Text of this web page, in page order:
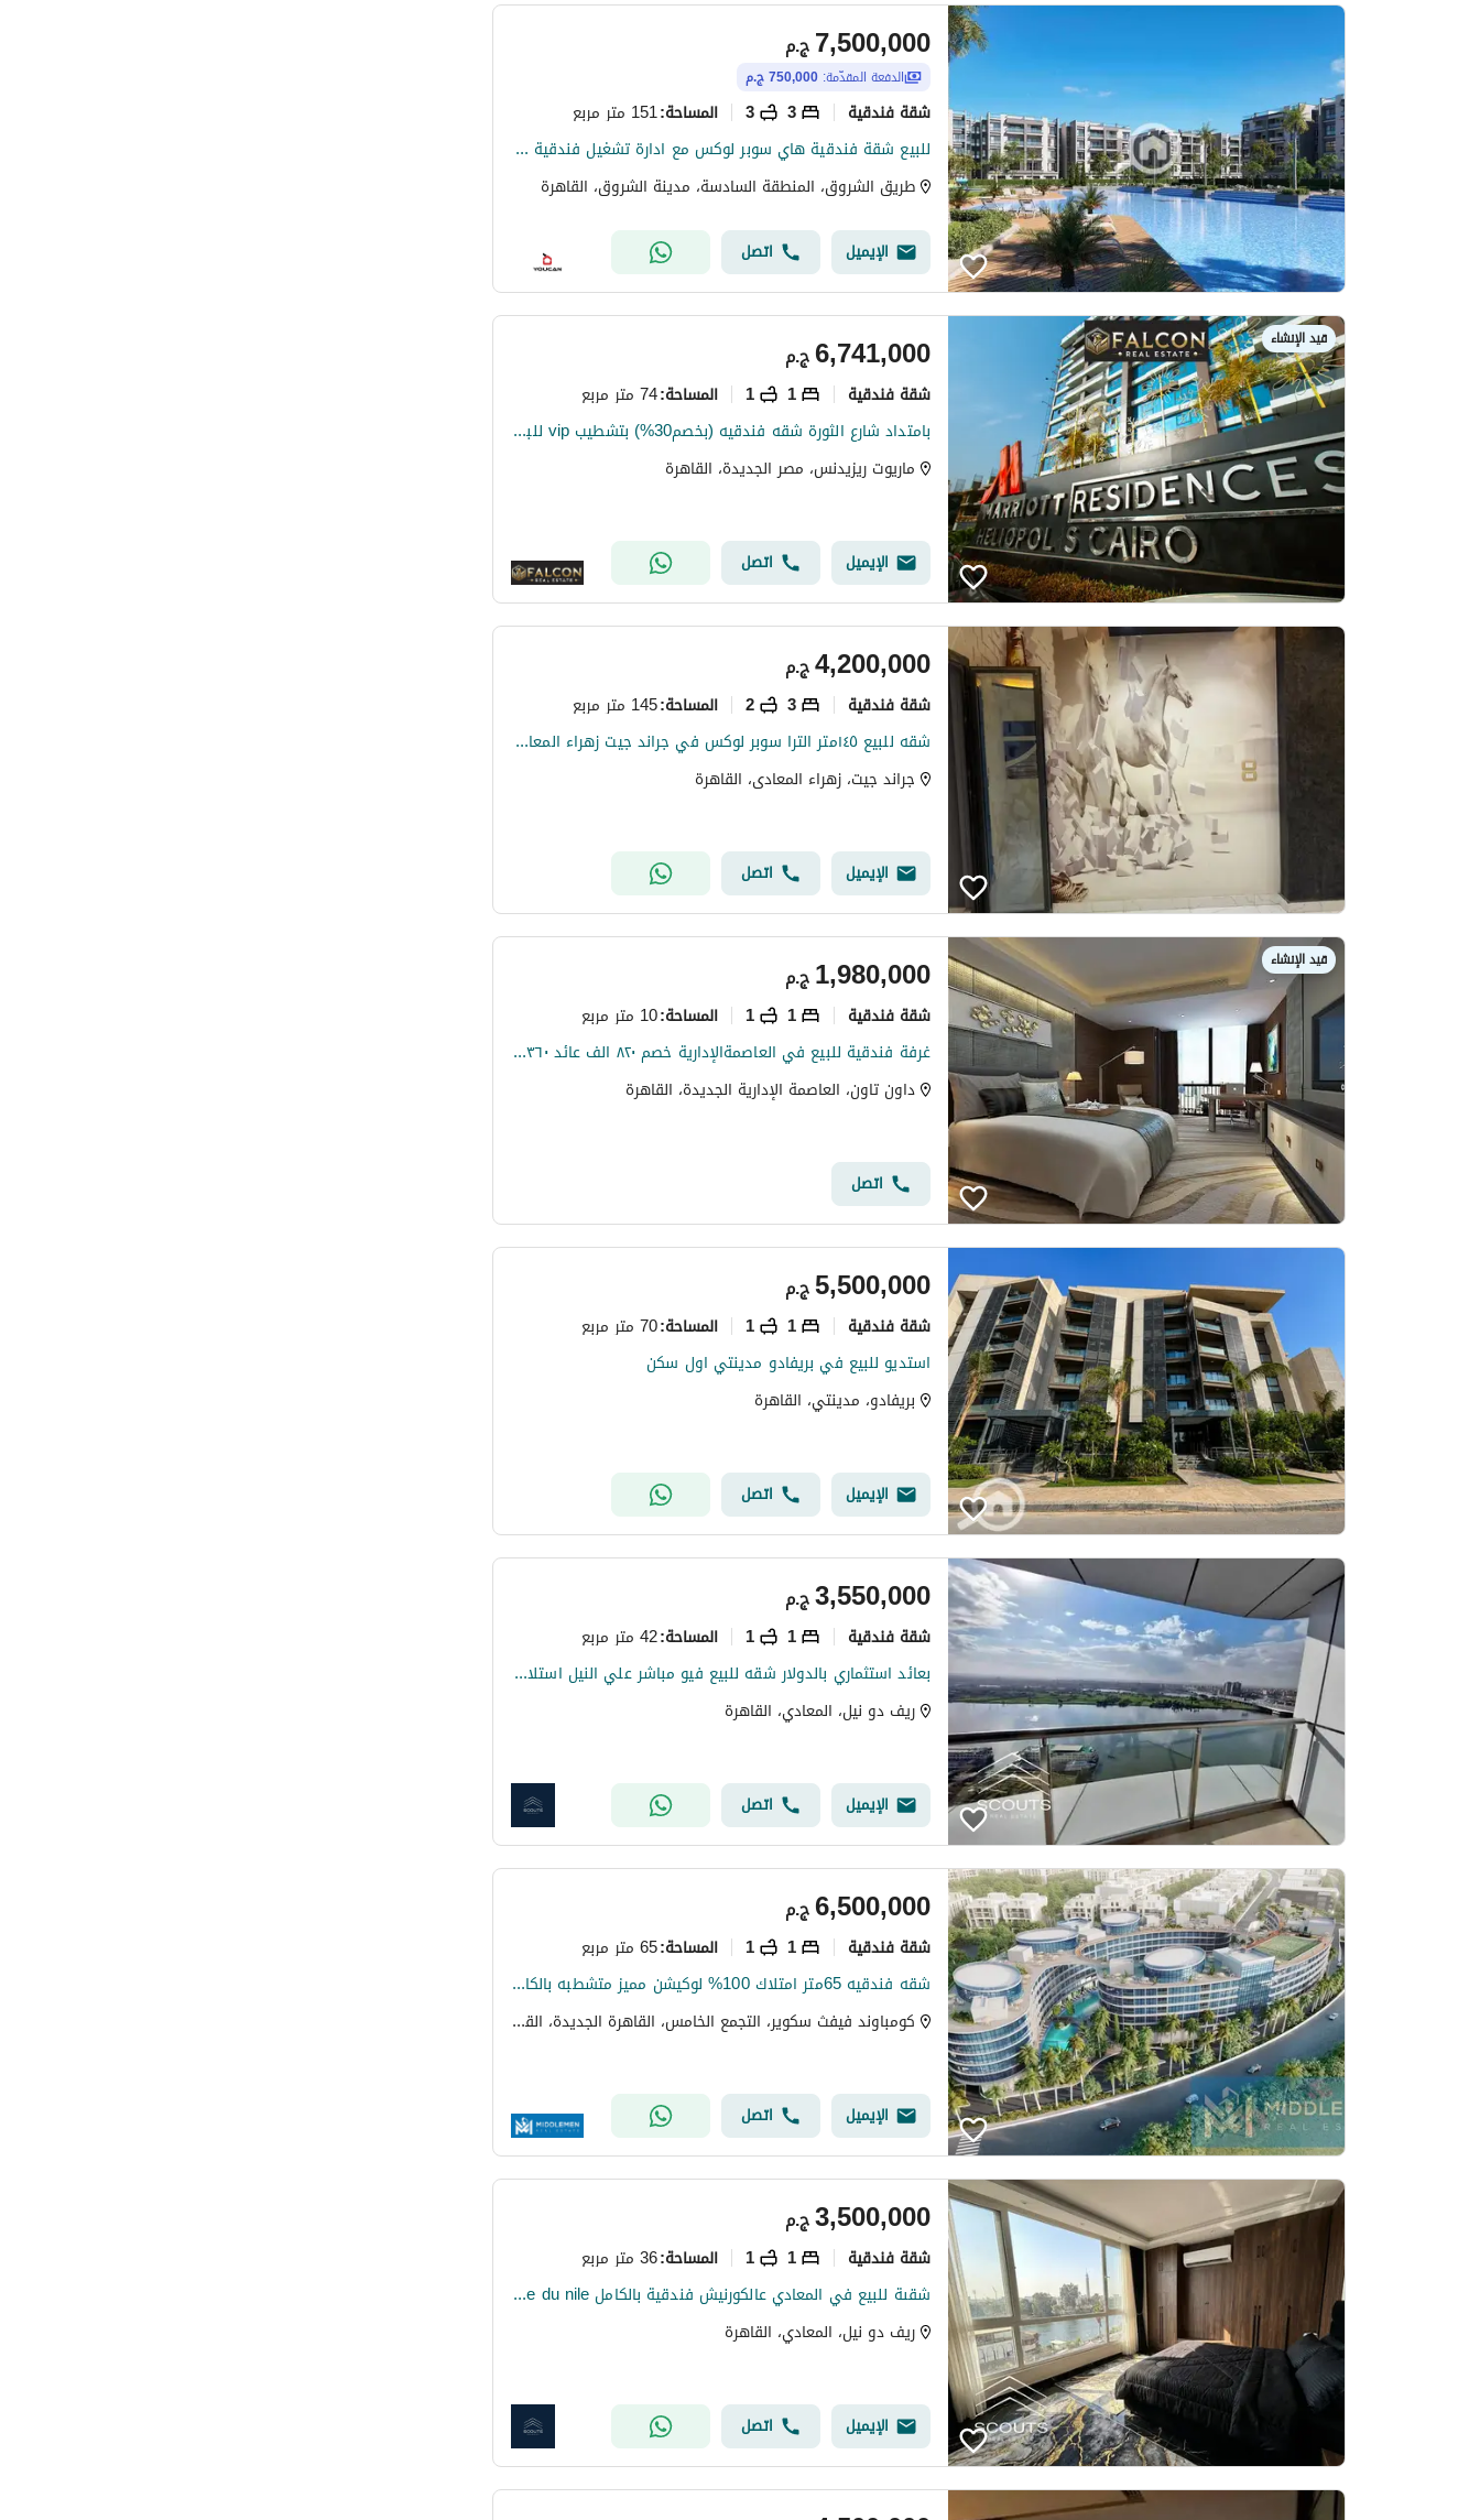
ج.م7,500,000
الدفعة المقدّمة: 750,000 ج.م
شقة فندقية 3
3 المساحة:151 متر مربع
للبيع شقة فندقية هاي سوبر لوكس مع ادارة تشغيل فندقية أمام مدينتي مباشرة علي طريق مصر اسماعيلية الشروق
طريق الشروق، المنطقة السادسة، مدينة الشروق، القاهرة
الإيميل اتصل
قيد الإنشاء
ج.م6,741,000
شقة فندقية 1
1 المساحة:74 متر مربع
بامتداد شارع الثورة شقه فندقيه (بخصم30%) بتشطيب vip للبيع فى ماريوت Marriott residence مصر الجديده
ماريوت ريزيدنس، مصر الجديدة، القاهرة
الإيميل اتصل
ج.م4,200,000
شقة فندقية 3
2 المساحة:145 متر مربع
شقه للبيع ١٤٥متر الترا سوبر لوكس في جراند جيت زهراء المعادي لقطه
جراند جيت، زهراء المعادى، القاهرة
الإيميل اتصل
قيد الإنشاء
ج.م1,980,000
شقة فندقية 1
1 المساحة:10 متر مربع
غرفة فندقية للبيع في العاصمةالإدارية خصم ٨٢٠ الف عائد ٣٦٠ الف في السنه
داون تاون، العاصمة الإدارية الجديدة، القاهرة
اتصل
ج.م5,500,000
شقة فندقية 1
1 المساحة:70 متر مربع
استديو للبيع في بريفادو مدينتي اول سكن
بريفادو، مدينتي، القاهرة
الإيميل اتصل
ج.م3,550,000
شقة فندقية 1
1 المساحة:42 متر مربع
بعائد استثماري بالدولار شقه للبيع فيو مباشر علي النيل استلام فوري متشطبه بالفرش والتكيفات في المعادي علي كورنيش النيل بجوار وسط البلد al maadi
ريف دو نيل، المعادي، القاهرة
الإيميل اتصل
ج.م6,500,000
شقة فندقية 1
1 المساحة:65 متر مربع
شقه فندقيه 65متر امتلاك 100% لوكيشن مميز متشطبه بالكامل الترا سوبر لوكس جاهزه للاستلام المراسم ليك ريزيدنس القاهره الجديده Marasem Lake Residence
كومباوند فيفث سكوير، التجمع الخامس، القاهرة الجديدة، القاهرة
الإيميل اتصل
ج.م3,500,000
شقة فندقية 1
1 المساحة:36 متر مربع
شقىة للبيع في المعادي عالكورنيش فندقية بالكامل reve du nile مساحة مميزة برايم لوكيشن بجوار هيلتون المعادي استثمار حقيقي
ريف دو نيل، المعادي، القاهرة
الإيميل اتصل